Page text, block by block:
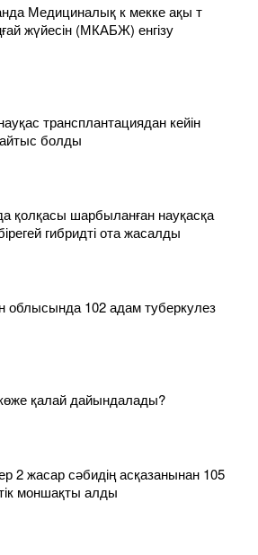
Медициналық к мекке ақы т
жүйесін (МКАБЖ) енгізу
трансплантациядан кейін
болды
қолқасы шарбыланған науқасқа
гибридті ота жасалды
облысында 102 адам туберкулез
қалай дайындалады?
2 жасар сәбидің асқазанынан 105
моншақты алды